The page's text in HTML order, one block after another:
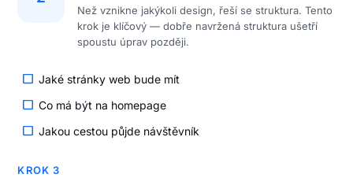
Než vznikne jakýkoli design, řeší se struktura. Tento
krok je klíčový — dobře navržená struktura ušetří
spoustu úprav později.
Jaké stránky web bude mít
Co má být na homepage
Jakou cestou půjde návštěvník
KROK 3